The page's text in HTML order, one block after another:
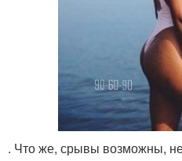
. Что же, срывы возможны,